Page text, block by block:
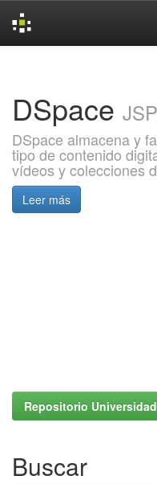
DSpace
DSpace almacena y
tipo de contenido
vídeos y colecciones
Leer más
Repositorio Universidad
Buscar